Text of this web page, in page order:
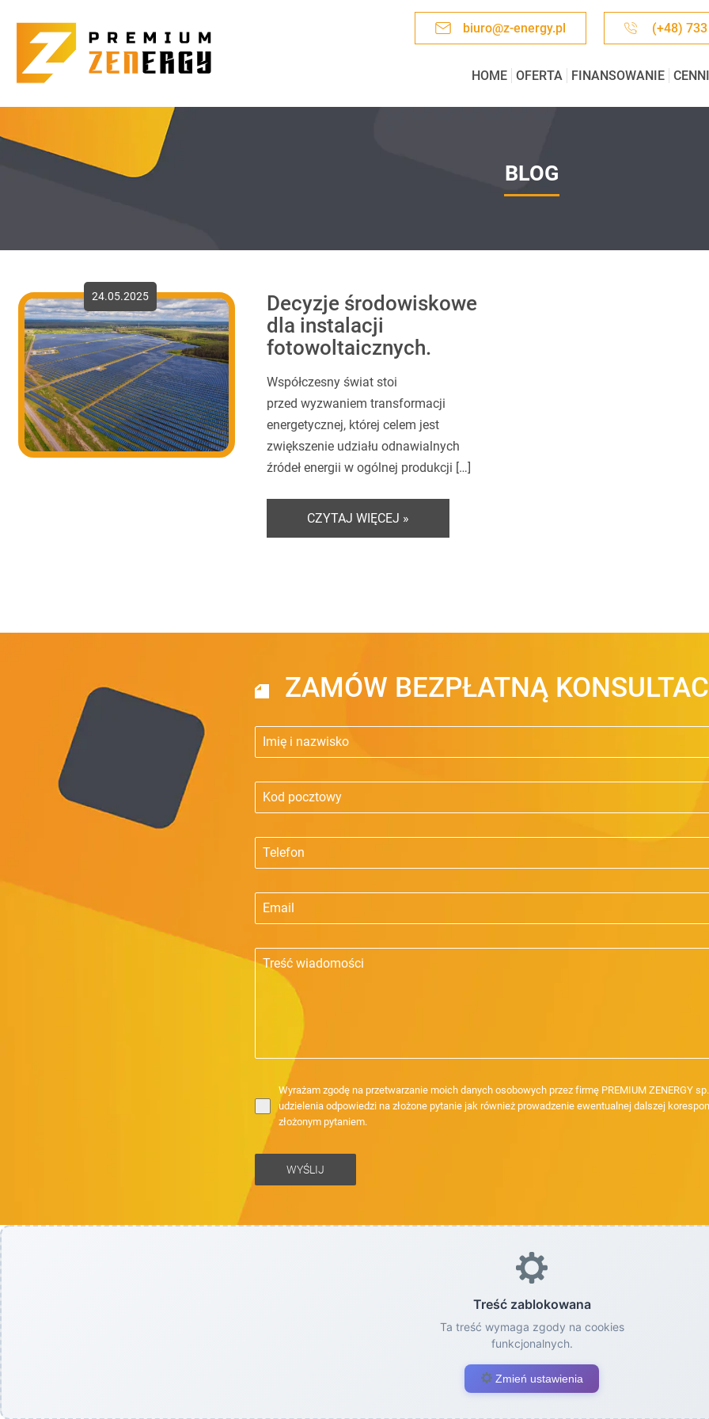
biuro@z-energy.pl (+48)
HOME OFERTA FINANSOWANIE
BLOG
24.05.2025
Decyzje środowiskowe
dla instalacji
fotowoltaicznych.
Współczesny świat stoi
przed wyzwaniem transformacji
energetycznej, której celem jest
zwiększenie udziału odnawialnych
źródeł energii w ogólnej produkcji […]
CZYTAJ WIĘCEJ »
ZAMÓW BEZPŁATNĄ
Wyrażam zgodę na przetwarzanie moich danych osobowych przez firmę PREMIUM ZENERGY
udzielenia odpowiedzi na złożone pytanie jak również prowadzenie ewentualnej dalszej
złożonym pytaniem.
WYŚLIJ
Treść zablokowana
Ta treść wymaga zgody na cookies
funkcjonalnych.
Zmień ustawienia